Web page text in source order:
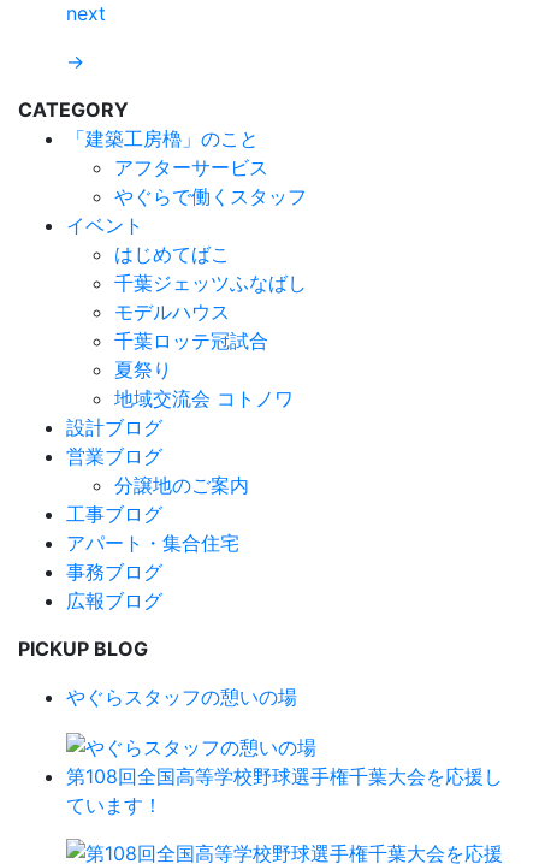
next
→
CATEGORY
「建築工房櫓」のこと
アフターサービス
やぐらで働くスタッフ
イベント
はじめてばこ
千葉ジェッツふなばし
モデルハウス
千葉ロッテ冠試合
夏祭り
地域交流会 コトノワ
設計ブログ
営業ブログ
分譲地のご案内
工事ブログ
アパート・集合住宅
事務ブログ
広報ブログ
PICKUP BLOG
やぐらスタッフの憩いの場
第108回全国高等学校野球選手権千葉大会を応援し
ています！